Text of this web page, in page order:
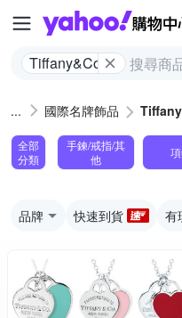
Tiffany&Co.
國際名牌飾品
全部
分類
手鍊/戒指/其
他
品牌 快速到貨 有